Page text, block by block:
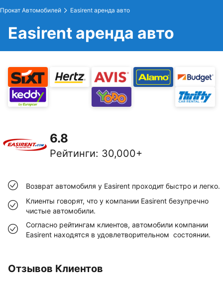
Прокат Автомобилей Easirent аренда авто
Easirent аренда авто
6.8
Рейтинги: 30,000+
Возврат автомобиля у Easirent проходит быстро и легко.
Клиенты говорят, что у компании Easirent безупречно
чистые автомобили.
Согласно рейтингам клиентов, автомобили компании
Easirent находятся в удовлетворительном состоянии.
Отзывов Клиентов